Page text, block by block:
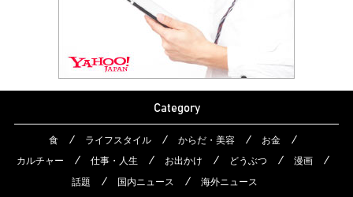
Category
食 ライフスタイル からだ・美容
お金
カルチャー
仕事・人生 お出かけ どうぶつ
漫画
話題
国内ニュース 海外ニュース